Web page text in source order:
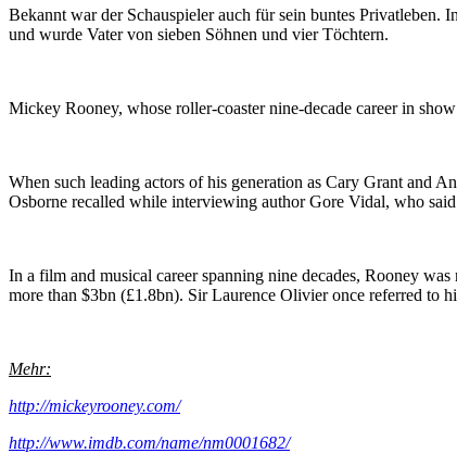
Bekannt war der Schauspieler auch für sein buntes Privatleben.
und wurde Vater von sieben Söhnen und vier Töchtern.
Mickey Rooney, whose roller-coaster nine-decade career in
When such leading actors of his generation as Cary Grant and
Osborne recalled while interviewing author Gore Vidal, who said
In a film and musical career spanning nine decades, Rooney
more than $3bn (£1.8bn). Sir Laurence Olivier once referred to
Mehr:
http://mickeyrooney.com/
http://www.imdb.com/name/nm0001682/